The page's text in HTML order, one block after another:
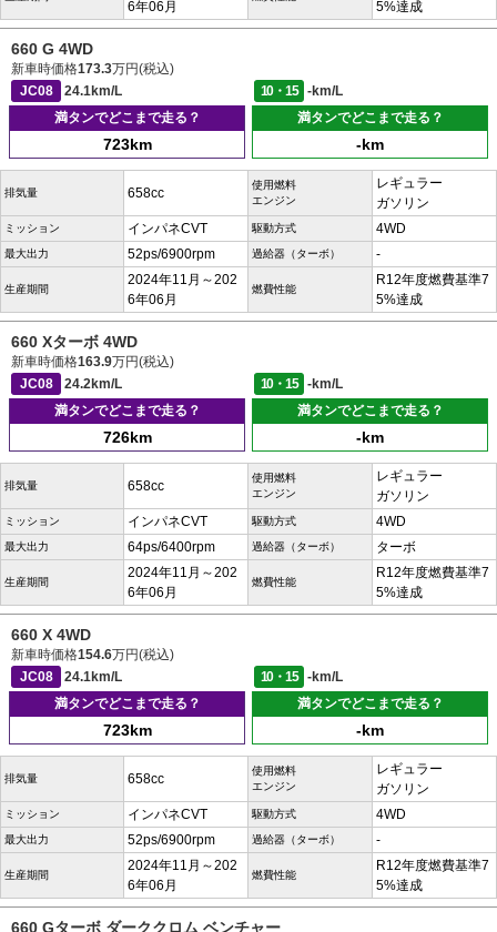
6年06月
5%達成
660 G 4WD
新車時価格173.3万円(税込)
JC08
24.1km/L 10・15
-km/L
満タンでどこまで走る？
723km
満タンでどこまで走る？
-km
排気量 658cc
使用燃料
エンジン
レギュラー
ガソリン
ミッション インパネCVT 駆動方式 4WD
最大出力 52ps/6900rpm 過給器（ターボ） -
生産期間
2024年11月～202
6年06月
燃費性能
R12年度燃費基準7
5%達成
660 Xターボ 4WD
新車時価格163.9万円(税込)
JC08
24.2km/L 10・15
-km/L
満タンでどこまで走る？
726km
満タンでどこまで走る？
-km
排気量 658cc
使用燃料
エンジン
レギュラー
ガソリン
ミッション インパネCVT 駆動方式 4WD
最大出力 64ps/6400rpm 過給器（ターボ） ターボ
生産期間
2024年11月～202
6年06月
燃費性能
R12年度燃費基準7
5%達成
660 X 4WD
新車時価格154.6万円(税込)
JC08
24.1km/L 10・15
-km/L
満タンでどこまで走る？
723km
満タンでどこまで走る？
-km
排気量 658cc
使用燃料
エンジン
レギュラー
ガソリン
ミッション インパネCVT 駆動方式 4WD
最大出力 52ps/6900rpm 過給器（ターボ） -
生産期間
2024年11月～202
6年06月
燃費性能
R12年度燃費基準7
5%達成
660 Gターボ ダーククロム ベンチャー